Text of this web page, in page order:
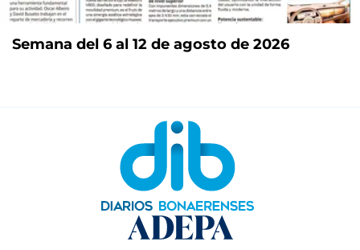
Semana del 6 al 12 de agosto de 2026